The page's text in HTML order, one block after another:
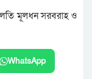
মূলধন সরবরাহ ও
WhatsApp